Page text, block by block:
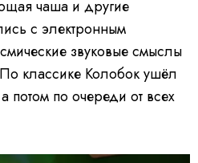
чаша и другие
с электронным
звуковые смыслы
классике Колобок ушёл
по очереди от всех